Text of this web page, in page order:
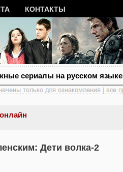
КОНТАКТЫ
сериалы на русском языке
Дети волка-2